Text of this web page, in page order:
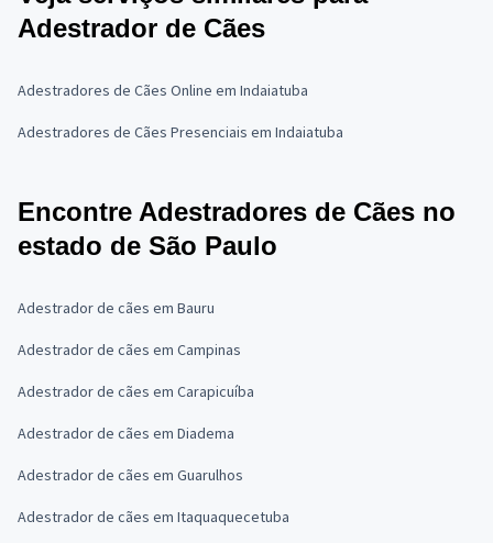
Adestrador de Cães
Adestradores de Cães Online em Indaiatuba
Adestradores de Cães Presenciais em Indaiatuba
Encontre Adestradores de Cães no
estado de São Paulo
Adestrador de cães em Bauru
Adestrador de cães em Campinas
Adestrador de cães em Carapicuíba
Adestrador de cães em Diadema
Adestrador de cães em Guarulhos
Adestrador de cães em Itaquaquecetuba